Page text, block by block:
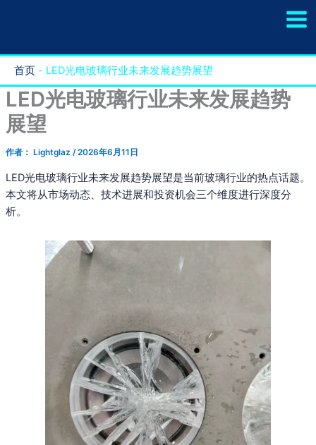
容
首页 - LED光电玻璃行业未来发展趋势展望
LED光电玻璃行业未来发展趋势
展望
作者： Lightglaz /2026年6月11日
LED光电玻璃行业未来发展趋势展望是当前玻璃行业的热点话题。
本文将从市场动态、技术进展和投资机会三个维度进行深度分
析。